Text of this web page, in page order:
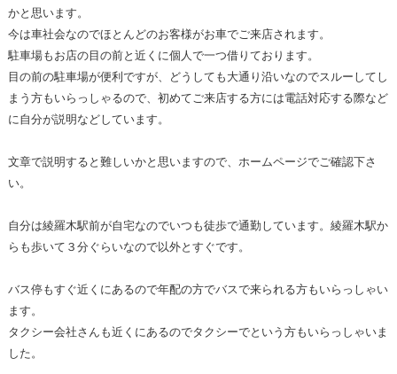
かと思います。
今は車社会なのでほとんどのお客様がお車でご来店されます。
駐車場もお店の目の前と近くに個人で一つ借りております。
目の前の駐車場が便利ですが、どうしても大通り沿いなのでスルーしてし
まう方もいらっしゃるので、初めてご来店する方には電話対応する際など
に自分が説明などしています。
文章で説明すると難しいかと思いますので、ホームページでご確認下さ
い。
自分は綾羅木駅前が自宅なのでいつも徒歩で通勤しています。綾羅木駅か
らも歩いて３分ぐらいなので以外とすぐです。
バス停もすぐ近くにあるので年配の方でバスで来られる方もいらっしゃい
ます。
タクシー会社さんも近くにあるのでタクシーでという方もいらっしゃいま
した。